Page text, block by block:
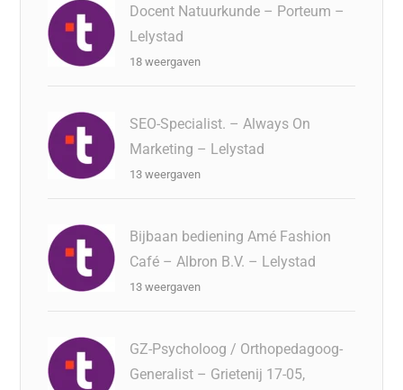
Docent Natuurkunde – Porteum –
Lelystad
18 weergaven
SEO-Specialist. – Always On
Marketing – Lelystad
13 weergaven
Bijbaan bediening Amé Fashion
Café – Albron B.V. – Lelystad
13 weergaven
GZ-Psycholoog / Orthopedagoog-
Generalist – Grietenij 17-05,